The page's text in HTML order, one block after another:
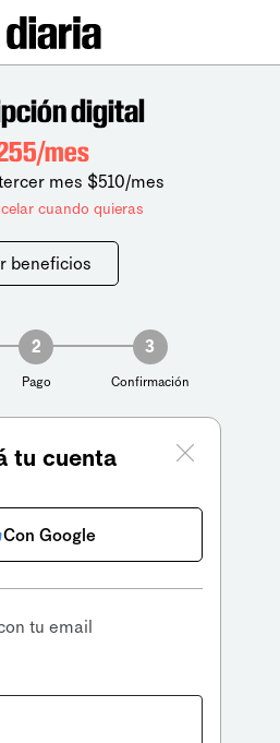
digital
mes
mes $510/mes
cuando quieras
beneficios
2
Pago
3
Confirmación
tu cuenta
Con Google
tu email